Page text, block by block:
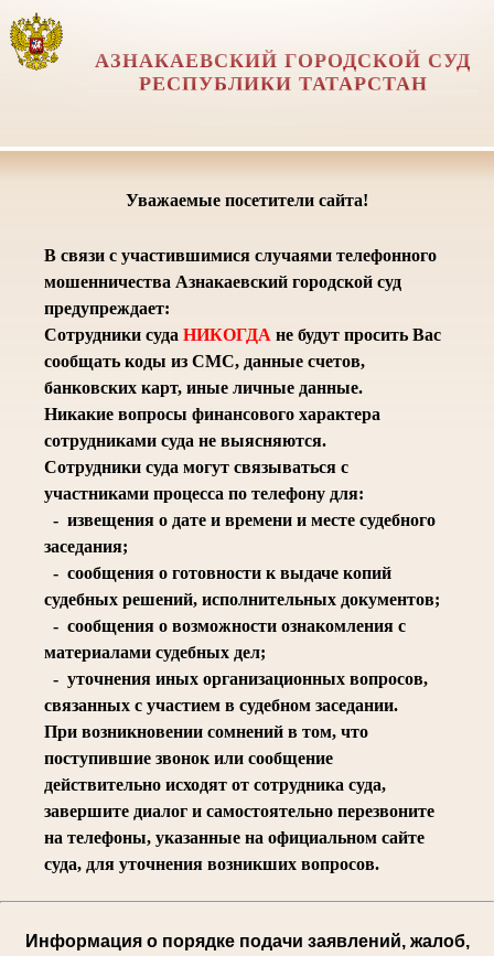
АЗНАКАЕВСКИЙ ГОРОДСКОЙ СУД
РЕСПУБЛИКИ ТАТАРСТАН
Уважаемые посетители сайта!
В связи с участившимися случаями телефонного
мошенничества Азнакаевский городской суд
предупреждает:
Сотрудники суда НИКОГДА не будут просить Вас
сообщать коды из СМС, данные счетов,
банковских карт, иные личные данные.
Никакие вопросы финансового характера
сотрудниками суда не выясняются.
Сотрудники суда могут связываться с
участниками процесса по телефону для:
- извещения о дате и времени и месте судебного
заседания;
- сообщения о готовности к выдаче копий
судебных решений, исполнительных документов;
- сообщения о возможности ознакомления с
материалами судебных дел;
- уточнения иных организационных вопросов,
связанных с участием в судебном заседании.
При возникновении сомнений в том, что
поступившие звонок или сообщение
действительно исходят от сотрудника суда,
завершите диалог и самостоятельно перезвоните
на телефоны, указанные на официальном сайте
суда, для уточнения возникших вопросов.
Информация о порядке подачи заявлений, жалоб,